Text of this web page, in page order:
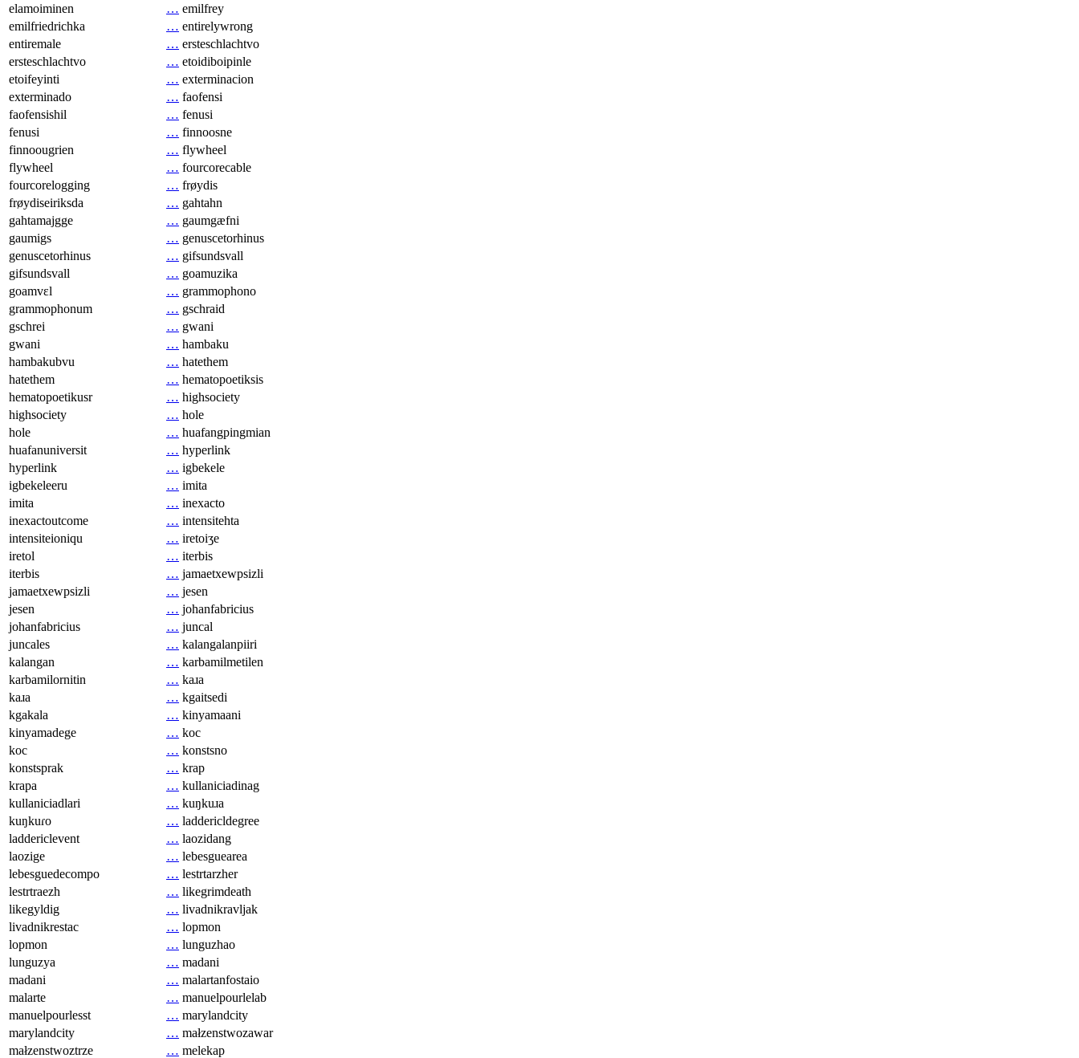
elamoiminen
… emilfrey
emilfriedrichka
… entirelywrong
entiremale
… ersteschlachtvo
ersteschlachtvo
… etoidiboipinle
etoifeyinti
… exterminacion
exterminado
… faofensi
faofensishil
… fenusi
fenusi
… finnoosne
finnoougrien
… flywheel
flywheel
… fourcorecable
fourcorelogging
… frøydis
frøydiseiriksda
… gahtahn
gahtamajgge
… gaumgæfni
gaumigs
… genuscetorhinus
genuscetorhinus
… gifsundsvall
gifsundsvall
… goamuzika
goamvɛl
… grammophono
grammophonum
… gschraid
gschrei
… gwani
gwani
… hambaku
hambakubvu
… hatethem
hatethem
… hematopoetiksis
hematopoetikusr
… highsociety
highsociety
… hole
hole
… huafangpingmian
huafanuniversit
… hyperlink
hyperlink
… igbekele
igbekeleeru
… imita
imita
… inexacto
inexactoutcome
… intensitehta
intensiteioniqu
… iretoiʒe
iretol
… iterbis
iterbis
… jamaetxewpsizli
jamaetxewpsizli
… jesen
jesen
… johanfabricius
johanfabricius
… juncal
juncales
… kalangalanpiiri
kalangan
… karbamilmetilen
karbamilornitin
… kaɹa
kaɹa
… kgaitsedi
kgakala
… kinyamaani
kinyamadege
… koc
koc
… konstsno
konstsprak
… krap
krapa
… kullaniciadinag
kullaniciadlari
… kuŋkuɹa
kuŋkuɾo
… laddericldegree
laddericlevent
… laozidang
laozige
… lebesguearea
lebesguedecompo
… lestrtarzher
lestrtraezh
… likegrimdeath
likegyldig
… livadnikravljak
livadnikrestac
… lopmon
lopmon
… lunguzhao
lunguzya
… madani
madani
… malartanfostaio
malarte
… manuelpourlelab
manuelpourlesst
… marylandcity
marylandcity
… małzenstwozawar
małzenstwoztrze
… melekap